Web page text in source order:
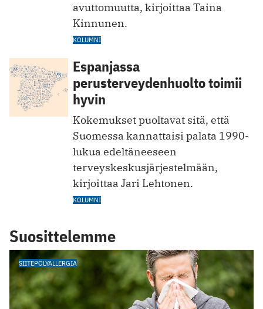
avuttomuutta, kirjoittaa Taina
Kinnunen.
KOLUMNI
Espanjassa
perusterveydenhuolto toimii
hyvin
Kokemukset puoltavat sitä, että
Suomessa kannattaisi palata 1990-
lukua edeltäneeseen
terveyskeskusjärjestelmään,
kirjoittaa Jari Lehtonen.
KOLUMNI
Suosittelemme
SIITEPÖLYALLERGIA